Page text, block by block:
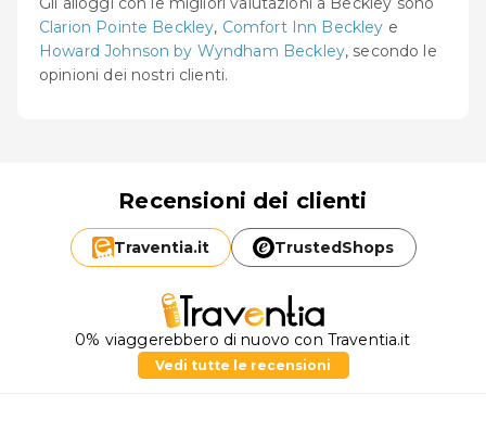
Clarion Pointe Beckley, Comfort Inn Beckley e
Howard Johnson by Wyndham Beckley, secondo le
opinioni dei nostri clienti.
Recensioni dei clienti
Traventia.it TrustedShops
0% viaggerebbero di nuovo con Traventia.it
Vedi tutte le recensioni